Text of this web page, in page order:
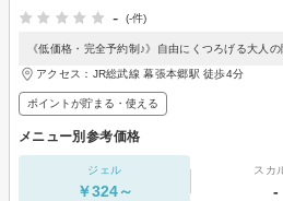
-
(-件)
《低価格・完全予約制♪》自由にくつろげる大人
アクセス：JR総武線 幕張本郷駅 徒歩4分
ポイントが貯まる・使える
メニュー別参考価格
ジェル
￥324～
スカ
-